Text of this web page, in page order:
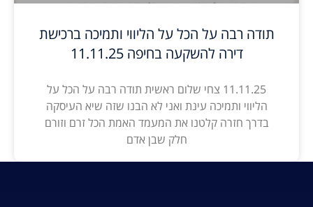
תודה רבה על הכל על הליווי ותמיכה ברכישת
דירה להשקעה בחיפה 11.11.25
11.11.25 צחי שלום ראשית תודה רבה על הכל על
הליווי ותמיכה עינת ואני לא הבנו שזה שיא העיסקה
בדרך חזרה קלטנו את המעמד האמת הכל זרם וזורם
חלק שבן אדם